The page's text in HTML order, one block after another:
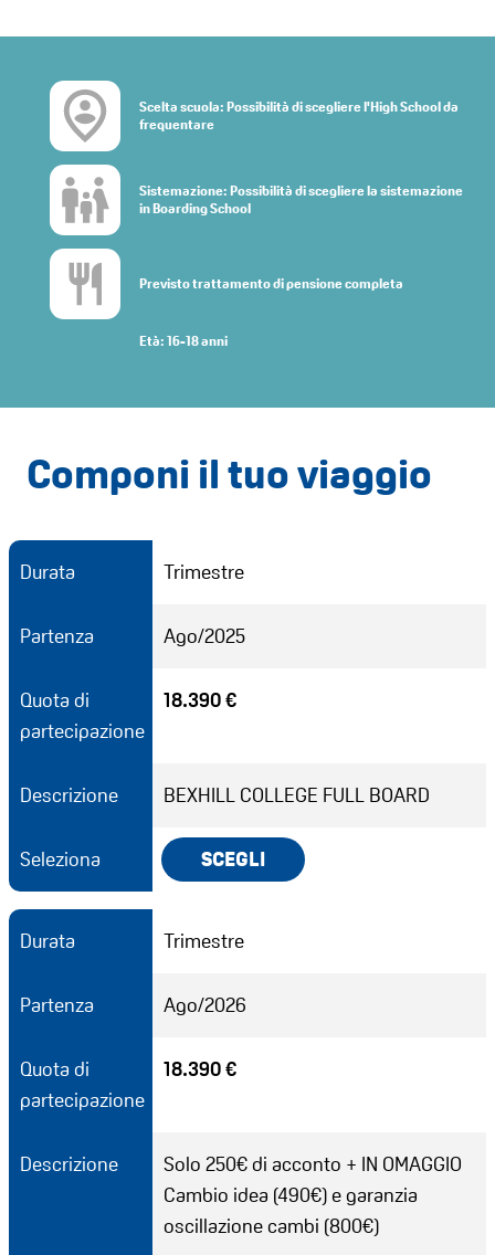
Scelta scuola: Possibilità di scegliere l'High School da
frequentare
Sistemazione: Possibilità di scegliere la sistemazione
in Boarding School
Previsto trattamento di pensione completa
Età: 16-18 anni
Componi il tuo viaggio
Durata Trimestre
Partenza Ago/2025
Quota di
partecipazione
18.390 €
Descrizione BEXHILL COLLEGE FULL BOARD
Seleziona SCEGLI
Durata Trimestre
Partenza Ago/2026
Quota di
partecipazione
18.390 €
Descrizione
Solo 250€ di acconto + IN OMAGGIO
Cambio idea (490€) e garanzia
oscillazione cambi (800€)